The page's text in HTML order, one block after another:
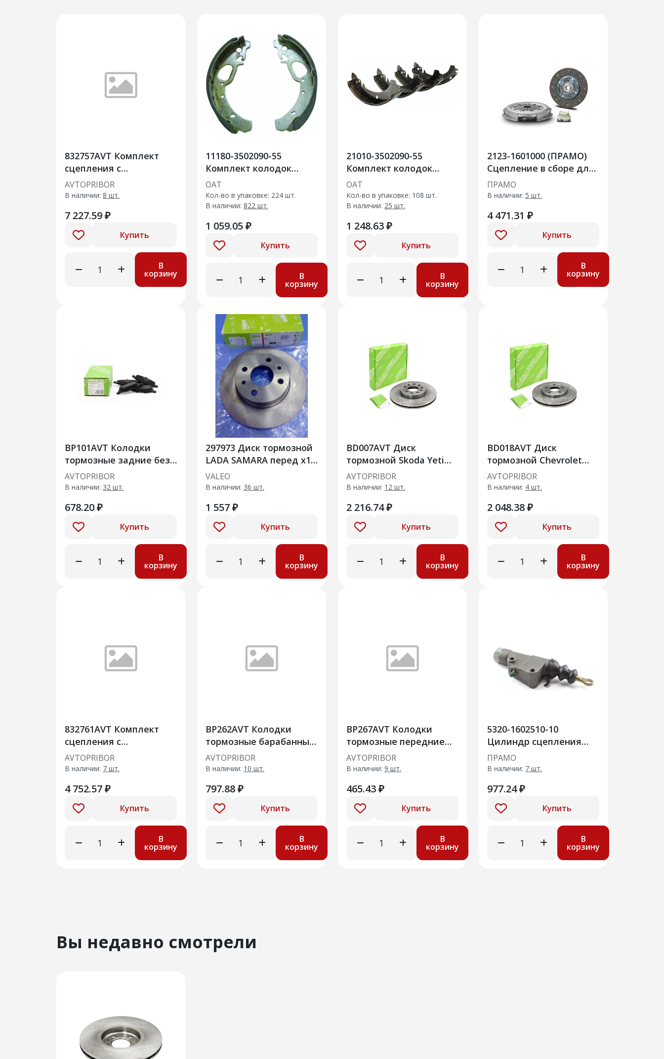
832757AVT Комплект
сцепления с
подшипником GAZ
Gazelle Next (Cummins
AVTOPRIBOR
В наличии: 8 шт.
7 227.59 ₽
Купить
В
корзину
11180-3502090-55
Комплект колодок
заднего тормоза
ОАТ
Кол-во в упаковке: 224 шт.
В наличии: 822 шт.
1 059.05 ₽
Купить
В
корзину
21010-3502090-55
Комплект колодок
заднего тормоза
ОАТ
Кол-во в упаковке: 108 шт.
В наличии: 25 шт.
1 248.63 ₽
Купить
В
корзину
2123-1601000 (ПРАМО)
Сцепление в сборе для
ВАЗ 2123
ПРАМО
В наличии: 5 шт.
4 471.31 ₽
Купить
В
корзину
BP101AVT Колодки
тормозные задние без
датчика Lada Vesta / SW
Cross / Kalina / Granta
AVTOPRIBOR
В наличии: 32 шт.
678.20 ₽
Купить
В
корзину
297973 Диск тормозной
LADA SAMARA перед x1
2108
VALEO
В наличии: 36 шт.
1 557 ₽
Купить
В
корзину
BD007AVT Диск
тормозной Skoda Yeti
(09-) передний
AVTOPRIBOR
В наличии: 12 шт.
2 216.74 ₽
Купить
В
корзину
BD018AVT Диск
тормозной Chevrolet
Cruze (09-) / Aveo (11-)
передний
AVTOPRIBOR
В наличии: 4 шт.
2 048.38 ₽
Купить
В
корзину
832761AVT Комплект
сцепления с
подшипником GAZ
Gazelle 2.9 (UMZ 4216)
AVTOPRIBOR
В наличии: 7 шт.
4 752.57 ₽
Купить
В
корзину
BP262AVT Колодки
тормозные барабанные
задние без датчика
Lada 2101
AVTOPRIBOR
В наличии: 10 шт.
797.88 ₽
Купить
В
корзину
BP267AVT Колодки
тормозные передние
без датчика Lada 2107
AVTOPRIBOR
В наличии: 9 шт.
465.43 ₽
Купить
В
корзину
5320-1602510-10
Цилиндр сцепления
главный
ПРАМО
В наличии: 7 шт.
977.24 ₽
Купить
В
корзину
Вы недавно смотрели